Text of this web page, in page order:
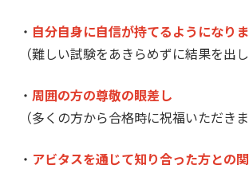
・ 自分自身に自信が持てるようになり
（難しい試験をあきらめずに結果を出し
・ 周囲の方の尊敬の眼差し
（多くの方から合格時に祝福いただきま
・ アビタスを通じて知り合った方との